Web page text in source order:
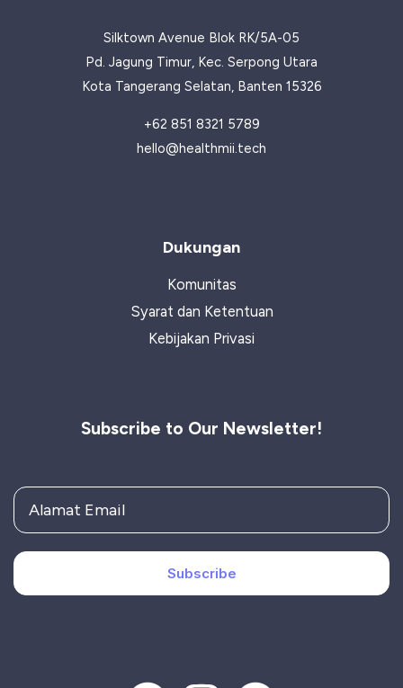
Manfaatnya
Silktown Avenue Blok RK/5A-05
Pd. Jagung Timur, Kec. Serpong Utara
Kota Tangerang Selatan, Banten 15326
+62 851 8321 5789
hello@healthmii.tech
Dukungan
Komunitas
Syarat dan Ketentuan
Kebijakan Privasi
Subscribe to Our Newsletter!
Subscribe